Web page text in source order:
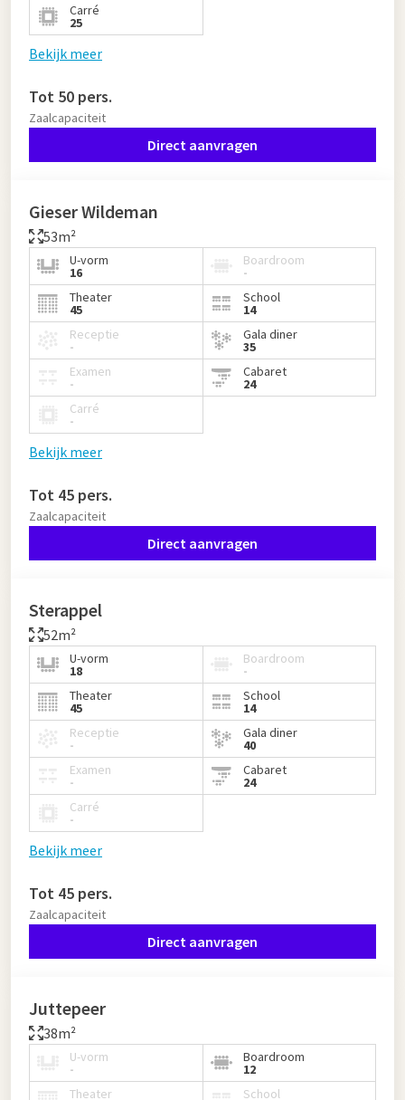
Carré
25
Bekijk meer
Tot 50 pers.
Zaalcapaciteit
Direct aanvragen
Gieser Wildeman
53m²
U-vorm
16
Boardroom
-
Theater
45
School
14
Receptie
-
Gala diner
35
Examen
-
Cabaret
24
Carré
-
Bekijk meer
Tot 45 pers.
Zaalcapaciteit
Direct aanvragen
Sterappel
52m²
U-vorm
18
Boardroom
-
Theater
45
School
14
Receptie
-
Gala diner
40
Examen
-
Cabaret
24
Carré
-
Bekijk meer
Tot 45 pers.
Zaalcapaciteit
Direct aanvragen
Juttepeer
38m²
U-vorm
-
Boardroom
12
Theater
School